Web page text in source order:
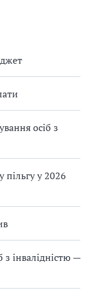
осіб з
пільгу у 2026
інвалідністю —